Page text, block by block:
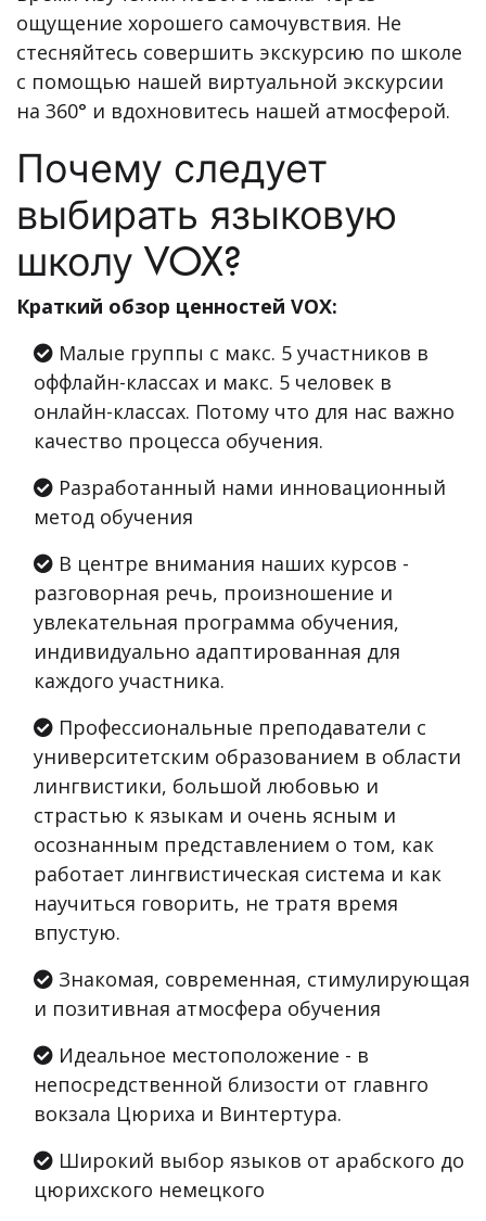
ощущение хорошего самочувствия. Не
стесняйтесь совершить экскурсию по школе
с помощью нашей виртуальной экскурсии
на 360° и вдохновитесь нашей атмосферой.
Почему следует
выбирать языковую
школу VOX?
Краткий обзор ценностей VOX:
Малые группы с макс. 5 участников в
оффлайн-классах и макс. 5 человек в
онлайн-классах. Потому что для нас важно
качество процесса обучения.
Разработанный нами инновационный
метод обучения
В центре внимания наших курсов -
разговорная речь, произношение и
увлекательная программа обучения,
индивидуально адаптированная для
каждого участника.
Профессиональные преподаватели с
университетским образованием в области
лингвистики, большой любовью и
страстью к языкам и очень ясным и
осознанным представлением о том, как
работает лингвистическая система и как
научиться говорить, не тратя время
впустую.
Знакомая, современная, стимулирующая
и позитивная атмосфера обучения
Идеальное местоположение - в
непосредственной близости от главнго
вокзала Цюриха и Винтертура.
Широкий выбор языков от арабского до
цюрихского немецкого